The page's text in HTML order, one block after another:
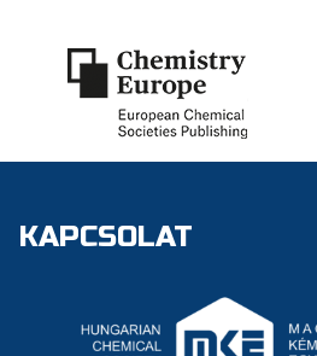
KAPCSOLAT